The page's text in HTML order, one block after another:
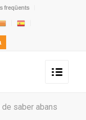
freqüents
saber abans